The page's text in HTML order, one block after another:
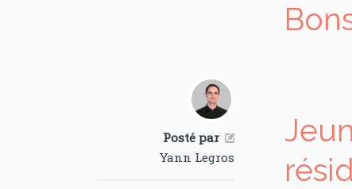
Posté par 
Yann Legros